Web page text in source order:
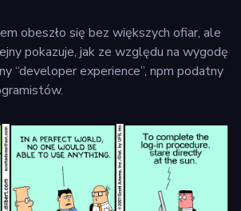
obeszło się bez większych ofiar, ale
pokazuje, jak ze względu na wygodę
“developer experience”, npm podatny